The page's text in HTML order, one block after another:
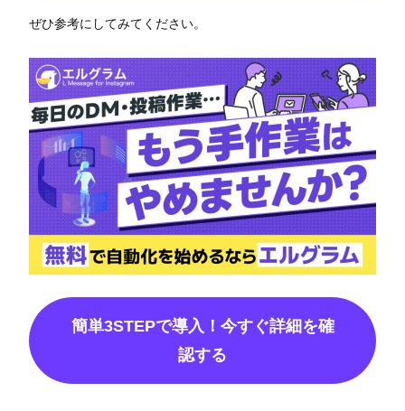
ぜひ参考にしてみてください。
簡単3STEPで導入！今すぐ詳細を確
認する